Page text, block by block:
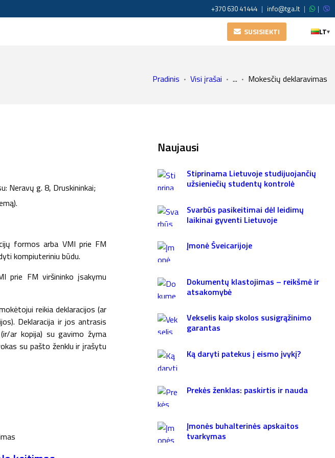
+370 630 41444 | info@tga.lt | |
SUSISIEKTI LT▾
Pradinis Visi įrašai ... Mokesčių deklaravimas
Neravų g. 8, Druskininkai;
formos arba VMI prie FM
kompiuteriniu būdu.
prie FM viršininko įsakymu
reikia deklaracijos (ar
Deklaracija ir jos antrasis
ar kopija) su gavimo žyma
su pašto ženklu ir įrašytu
Naujausi
Stiprinama Lietuvoje studijuojančių
užsieniečių studentų kontrolė
Svarbūs pasikeitimai dėl leidimų
laikinai gyventi Lietuvoje
Įmonė Šveicarijoje
Dokumentų klastojimas – reikšmė ir
atsakomybė
Vekselis kaip skolos susigrąžinimo
garantas
Ką daryti patekus į eismo įvykį?
Prekės ženklas: paskirtis ir nauda
Įmonės buhalterinės apskaitos
tvarkymas